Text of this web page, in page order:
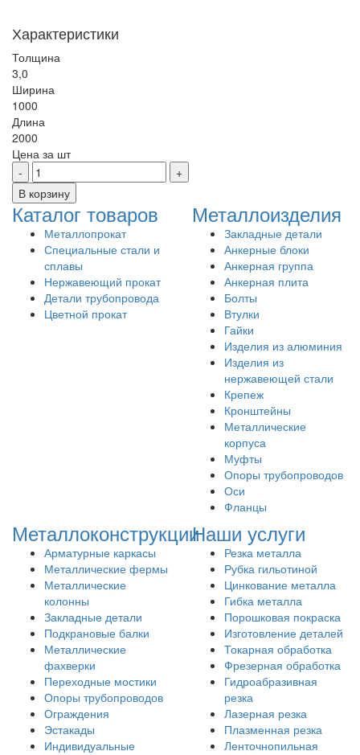
Характеристики
Толщина
3,0
Ширина
1000
Длина
2000
Цена за шт
Каталог товаров
Металлопрокат
Специальные стали и
сплавы
Нержавеющий прокат
Детали трубопровода
Цветной прокат
Металлоизделия
Закладные детали
Анкерные блоки
Анкерная группа
Анкерная плита
Болты
Втулки
Гайки
Изделия из алюминия
Изделия из
нержавеющей стали
Крепеж
Кронштейны
Металлические
корпуса
Муфты
Опоры трубопроводов
Оси
Фланцы
Металлоконструкции
Арматурные каркасы
Металлические фермы
Металлические
колонны
Закладные детали
Подкрановые балки
Металлические
фахверки
Переходные мостики
Опоры трубопроводов
Ограждения
Эстакады
Индивидуальные
Наши услуги
Резка металла
Рубка гильотиной
Цинкование металла
Гибка металла
Порошковая покраска
Изготовление деталей
Токарная обработка
Фрезерная обработка
Гидроабразивная
резка
Лазерная резка
Плазменная резка
Ленточнопильная